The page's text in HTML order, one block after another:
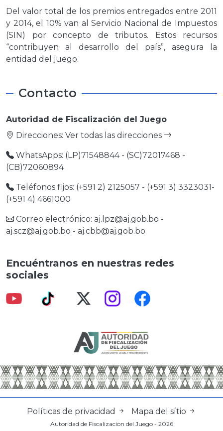
Del valor total de los premios entregados entre 2011
y 2014, el 10% van al Servicio Nacional de Impuestos
(SIN) por concepto de tributos. Estos recursos
“contribuyen al desarrollo del país”, asegura la
entidad del juego.
Contacto
Autoridad de Fiscalización del Juego
Direcciones: Ver todas las direcciones
WhatsApps: (LP)71548844 - (SC)72017468 -
(CB)72060894
Teléfonos fijos: (+591 2) 2125057 - (+591 3) 3323031-
(+591 4) 4661000
Correo electrónico: aj.lpz@aj.gob.bo -
aj.scz@aj.gob.bo - aj.cbb@aj.gob.bo
Encuéntranos en nuestras redes
sociales
Políticas de privacidad Mapa del sítio
Autoridad de Fiscalizacion del Juego - 2026